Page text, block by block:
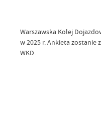
Warszawska Kolej
w 2025 r. Ankieta
WKD.